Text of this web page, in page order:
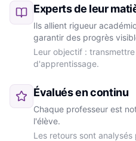
Experts de leur
Ils allient rigueur
garantir des progrès
Leur objectif :
d'apprentissage.
Évalués en continu
Chaque professeur est
l'élève.
Les retours sont